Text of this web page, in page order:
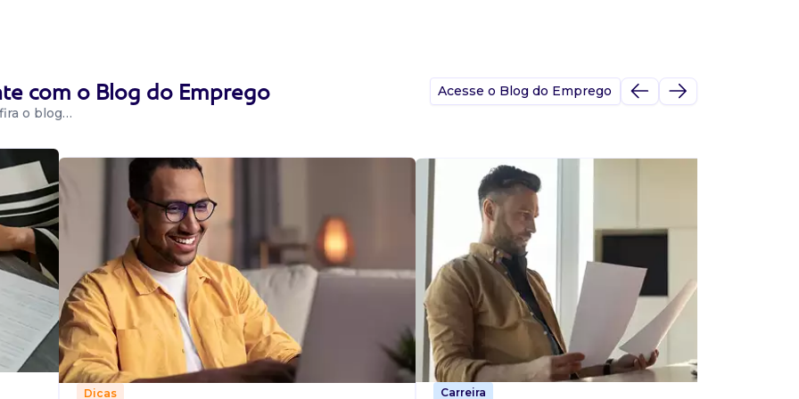
basso -
sc, somos
com ac...
com o Blog do Emprego
o blog…
Acesse o Blog do Emprego
Dicas Carreira